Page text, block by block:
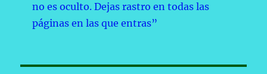
no es oculto. Dejas rastro en todas las
páginas en las que entras”